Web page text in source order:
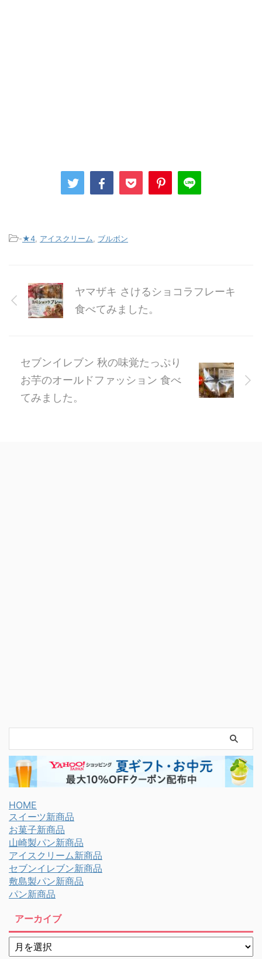
-★4 アイスクリーム ブルボン
ヤマザキ さけるショコラフレーキ
食べてみました。
セブンイレブン 秋の味覚たっぷり
お芋のオールドファッション 食べ
てみました。
HOME
スイーツ新商品
お菓子新商品
山崎製パン新商品
アイスクリーム新商品
セブンイレブン新商品
敷島製パン新商品
パン新商品
アーカイブ